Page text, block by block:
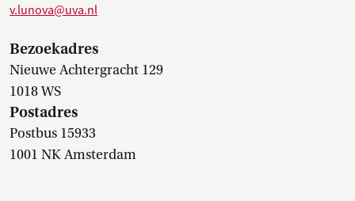
v.lunova@uva.nl
Bezoekadres
Nieuwe Achtergracht 129
1018 WS
Postadres
Postbus 15933
1001 NK Amsterdam